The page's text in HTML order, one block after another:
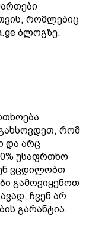
რომლებიც
ბლოგზე.
რომ
და არც
უსაფრთხო
ვცდილობთ
გამოვიყენოთ
ჩვენ არ
გარანტია.